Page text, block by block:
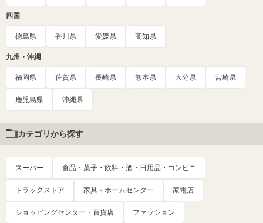
四国
徳島県 香川県 愛媛県 高知県
九州・沖縄
福岡県 佐賀県 長崎県 熊本県 大分県 宮崎県
鹿児島県 沖縄県
カテゴリから探す
スーパー 食品・菓子・飲料・酒・日用品・コンビニ
ドラッグストア 家具・ホームセンター 家電店
ショッピングセンター・百貨店 ファッション